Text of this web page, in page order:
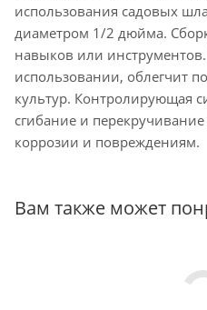
использования садовых
диаметром 1/2 дюйма.
навыков или
использовании, облегчит
культур. Контролирующая
сгибание и
коррозии и повреждениям.
Вам также может